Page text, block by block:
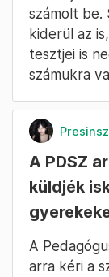
számolt be.
kiderül az
tesztjei is
számukra
A PDSZ
küldjék
A
arra kéri a